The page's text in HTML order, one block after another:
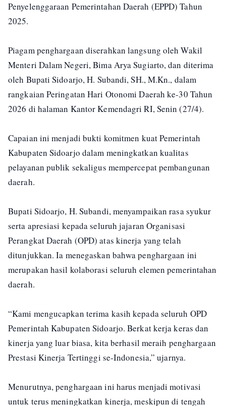
Penyelenggaraan Pemerintahan Daerah (EPPD) Tahun
2025.
Piagam penghargaan diserahkan langsung oleh Wakil
Menteri Dalam Negeri, Bima Arya Sugiarto, dan diterima
oleh Bupati Sidoarjo, H. Subandi, SH., M.Kn., dalam
rangkaian Peringatan Hari Otonomi Daerah ke-30 Tahun
2026 di halaman Kantor Kemendagri RI, Senin (27/4).
Capaian ini menjadi bukti komitmen kuat Pemerintah
Kabupaten Sidoarjo dalam meningkatkan kualitas
pelayanan publik sekaligus mempercepat pembangunan
daerah.
Bupati Sidoarjo, H. Subandi, menyampaikan rasa syukur
serta apresiasi kepada seluruh jajaran Organisasi
Perangkat Daerah (OPD) atas kinerja yang telah
ditunjukkan. Ia menegaskan bahwa penghargaan ini
merupakan hasil kolaborasi seluruh elemen pemerintahan
daerah.
“Kami mengucapkan terima kasih kepada seluruh OPD
Pemerintah Kabupaten Sidoarjo. Berkat kerja keras dan
kinerja yang luar biasa, kita berhasil meraih penghargaan
Prestasi Kinerja Tertinggi se-Indonesia,” ujarnya.
Menurutnya, penghargaan ini harus menjadi motivasi
untuk terus meningkatkan kinerja, meskipun di tengah